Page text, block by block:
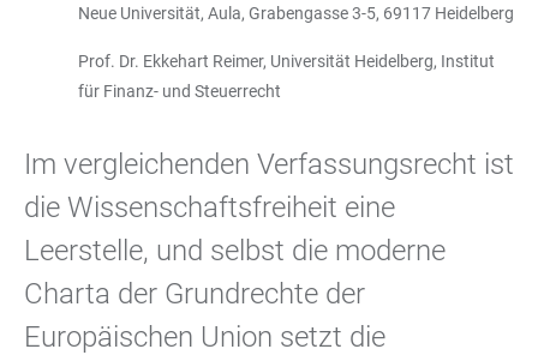
Neue Universität, Aula, Grabengasse 3-5, 69117 Heidelberg
Prof. Dr. Ekkehart Reimer, Universität Heidelberg, Institut
für Finanz- und Steuerrecht
Im vergleichenden Verfassungsrecht ist
die Wissenschaftsfreiheit eine
Leerstelle, und selbst die moderne
Charta der Grundrechte der
Europäischen Union setzt die